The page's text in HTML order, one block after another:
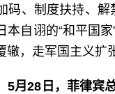
码、制度扶持、
本自诩的“和平国
辙，走军国主义
5月28日，菲律宾